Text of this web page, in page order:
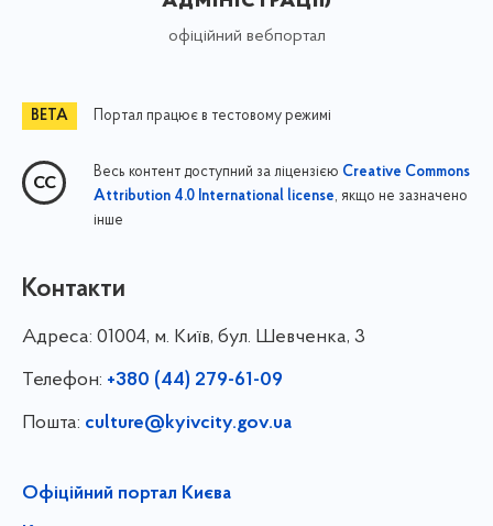
офіційний вебпортал
Портал працює в тестовому режимі
Весь контент доступний за ліцензією Creative Commons
Attribution 4.0 International license, якщо не зазначено
інше
Контакти
Адреса: 01004, м. Київ, бул. Шевченка, 3
Телефон: +380 (44) 279-61-09
Пошта: culture@kyivcity.gov.ua
Офіційний портал Києва